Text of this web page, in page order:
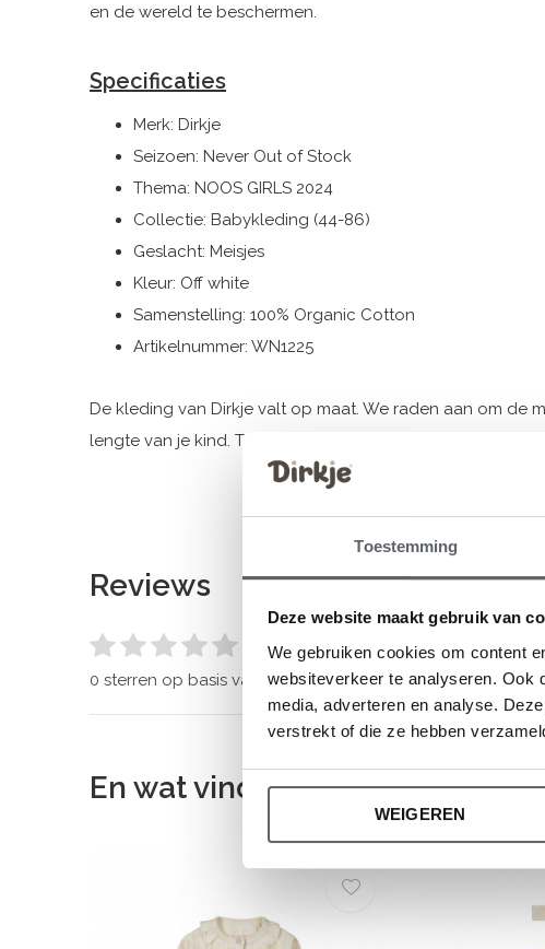
Toestemming
Deze website maakt gebruik van
We gebruiken cookies om content
websiteverkeer te analyseren. Ook
media, adverteren en analyse.
verstrekt of die ze hebben
WEIGEREN
en de wereld te beschermen.
Specificaties
Merk: Dirkje
Seizoen: Never Out of Stock
Thema: NOOS GIRLS 2024
Collectie: Babykleding (44-86)
Geslacht: Meisjes
Kleur: Off white
Samenstelling: 100% Organic Cotton
Artikelnummer: WN1225
De kleding van Dirkje valt op maat. We raden aan om de
lengte van je kind. Twijfel je toch nog, klik dan
Reviews
0/ 5
0 sterren op basis van 0 beoordelingen
En wat vind je van deze?